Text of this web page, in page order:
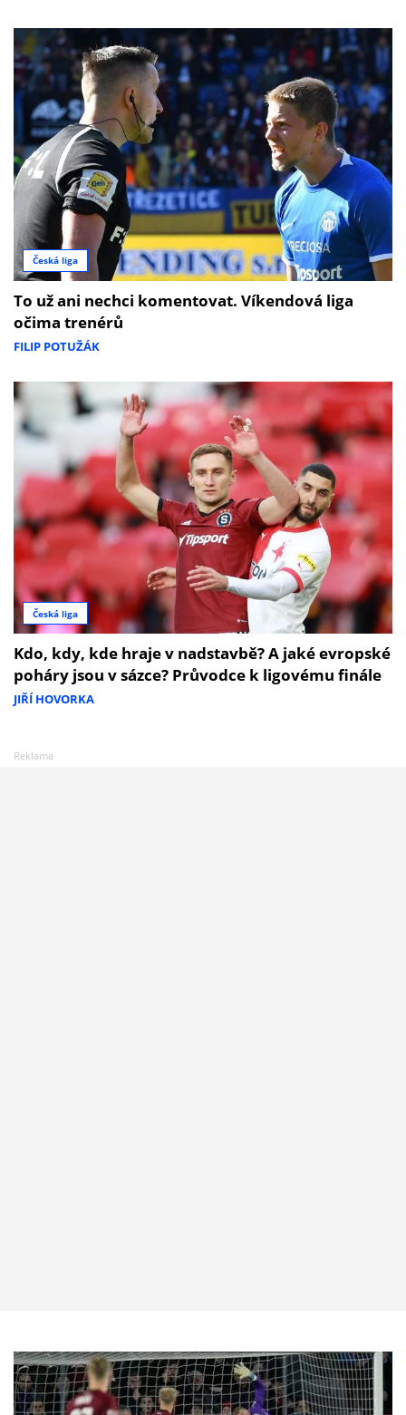
Česká liga
To už ani nechci komentovat. Víkendová liga
očima trenérů
FILIP POTUŽÁK
Česká liga
Kdo, kdy, kde hraje v nadstavbě? A jaké evropské
poháry jsou v sázce? Průvodce k ligovému finále
JIŘÍ HOVORKA